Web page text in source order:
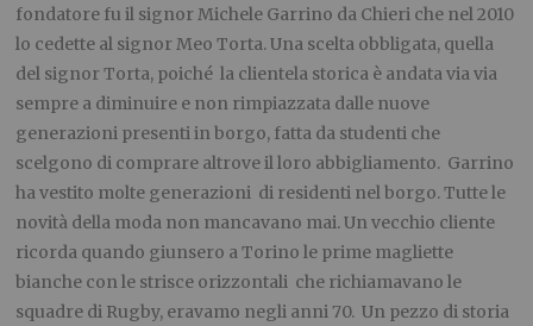
fondatore fu il signor Michele Garrino da Chieri che nel 2010
lo cedette al signor Meo Torta. Una scelta obbligata, quella
del signor Torta, poiché la clientela storica è andata via via
sempre a diminuire e non rimpiazzata dalle nuove
generazioni presenti in borgo, fatta da studenti che
scelgono di comprare altrove il loro abbigliamento. Garrino
ha vestito molte generazioni di residenti nel borgo. Tutte le
novità della moda non mancavano mai. Un vecchio cliente
ricorda quando giunsero a Torino le prime magliette
bianche con le strisce orizzontali che richiamavano le
squadre di Rugby, eravamo negli anni 70. Un pezzo di storia